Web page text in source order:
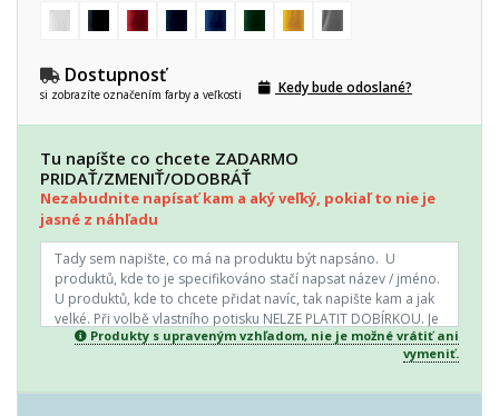
Dostupnosť
si zobrazíte označením farby a veľkosti Kedy bude odoslané?
Tu napíšte co chcete ZADARMO
PRIDAŤ/ZMENIŤ/ODOBRÁŤ
Nezabudnite napísať kam a aký veľký, pokiaľ to nie je
jasné z náhľadu
Produkty s upraveným vzhľadom, nie je možné vrátiť ani
vymeniť.